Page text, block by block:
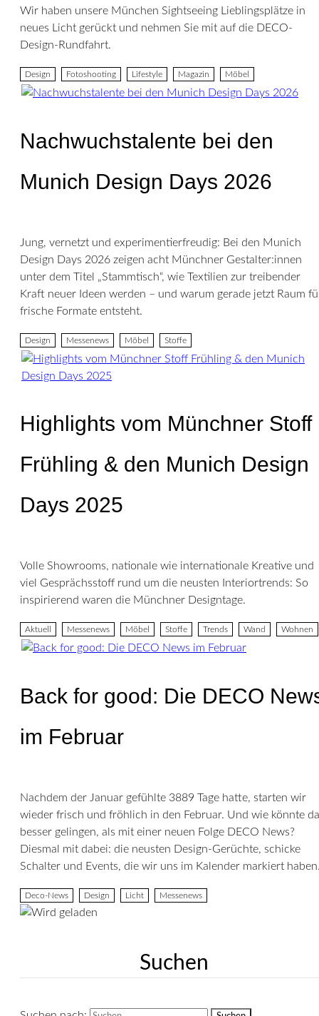
Wir haben unsere München Sightseeing Lieblingsplätze in
neues Licht gerückt und nehmen Sie mit auf die DECO-
Design-Rundfahrt.
Design Fotoshooting Lifestyle Magazin Möbel
Nachwuchstalente bei den
Munich Design Days 2026
Jung, vernetzt und experimentierfreudig: Bei den Munich
Design Days 2026 zeigen acht Münchner Gestalter:innen
unter dem Titel „Stammtisch“, wie Textilien zur treibender
Kraft neuer Ideen werden – und warum gerade jetzt Raum
frische Formate entsteht.
Design Messenews Möbel Stoffe
Highlights vom Münchner Stoff
Frühling & den Munich Design
Days 2025
Volle Showrooms, nationale wie internationale Kreative und
viel Gesprächsstoff rund um die neusten Interiortrends: So
inspirierend waren die Münchner Designtage.
Aktuell Messenews Möbel Stoffe Trends Wand Wohnen
Back for good: Die DECO
im Februar
Nachdem der Januar gefühlte 3889 Tage hatte, starten wir
wieder frisch und fröhlich in den Februar. Und wie könnte
besser gelingen, als mit einer neuen Folge DECO News?
Diesmal mit dabei: die neusten Design-Gerüchte, schicke
Schalter und Events, die wir uns im Kalender markiert
Deco-News Design Licht Messenews
Suchen